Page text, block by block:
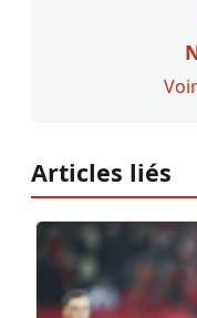
Articles liés